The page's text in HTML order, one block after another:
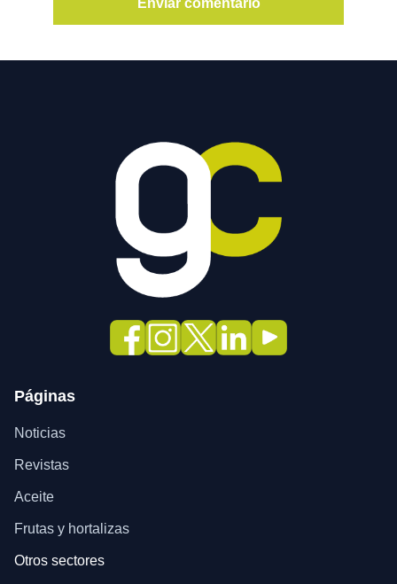
Páginas
Noticias
Revistas
Aceite
Frutas y hortalizas
Otros sectores